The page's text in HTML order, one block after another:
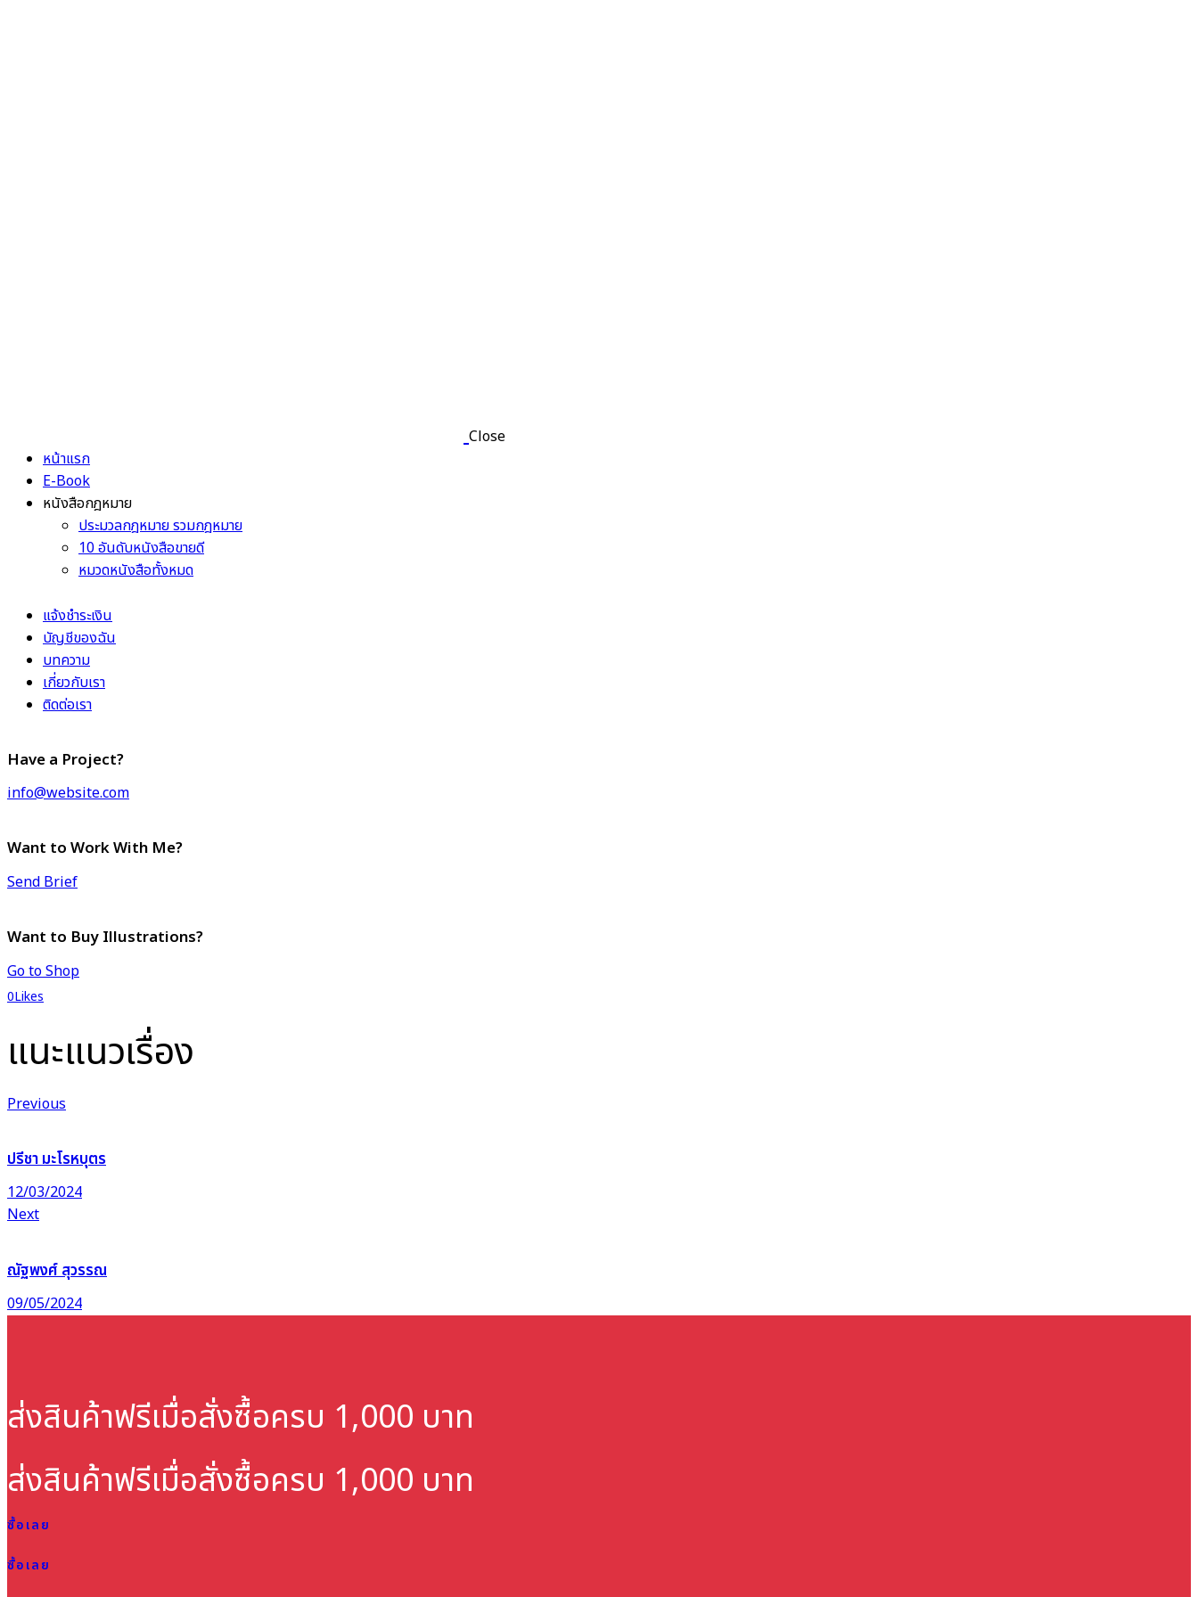
Close
หน้าแรก
E-Book
หนังสือกฎหมาย
ประมวลกฎหมาย รวมกฎหมาย
10 อันดับหนังสือขายดี
หมวดหนังสือทั้งหมด
แจ้งชำระเงิน
บัญชีของฉัน
บทความ
เกี่ยวกับเรา
ติดต่อเรา
Have a Project?
info@website.com
Want to Work With Me?
Send Brief
Want to Buy Illustrations?
Go to Shop
0Likes
แนะแนวเรื่อง
Previous
ปรีชา มะโรหบุตร
12/03/2024
Next
ณัฐพงศ์ สุวรรณ
09/05/2024
ส่งสินค้าฟรีเมื่อสั่งซื้อครบ 1,000 บาท
ส่งสินค้าฟรีเมื่อสั่งซื้อครบ 1,000 บาท
ซื้อเลย
ซื้อเลย